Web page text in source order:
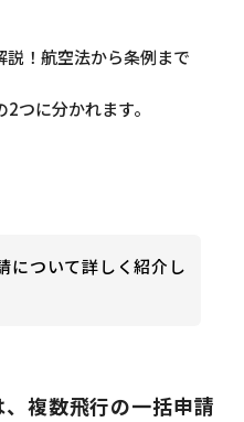
点の解説
はどうすればいい？
！航空法から条例まで
つに分かれます。
について詳しく紹介し
複数飛行の一括申請